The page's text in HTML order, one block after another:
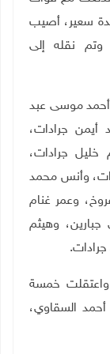
سعير، أصيب
وتم نقله إلى
أحمد موسى عبد
أيمن جرادات،
جرادات،
وأنس محمد
وعمر غنام
وهيثم
.
واعتقلت خمسة
السقاوي،